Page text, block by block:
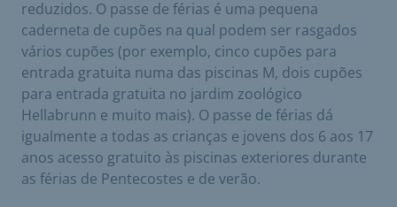
reduzidos. O passe de férias é uma pequena
caderneta de cupões na qual podem ser rasgados
vários cupões (por exemplo, cinco cupões para
entrada gratuita numa das piscinas M, dois cupões
para entrada gratuita no jardim zoológico
Hellabrunn e muito mais). O passe de férias dá
igualmente a todas as crianças e jovens dos 6 aos 17
anos acesso gratuito às piscinas exteriores durante
as férias de Pentecostes e de verão.